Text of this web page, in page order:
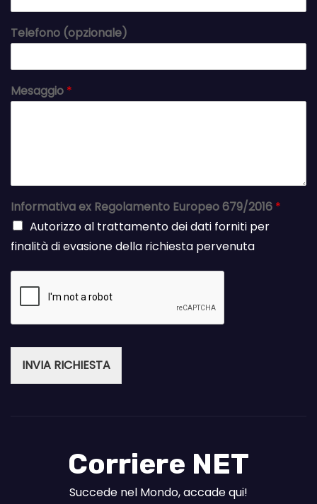
Telefono (opzionale)
Mesaggio *
Informativa ex Regolamento Europeo 679/2016 *
Autorizzo al trattamento dei dati forniti per
finalità di evasione della richiesta pervenuta
INVIA RICHIESTA
Corriere NET
Succede nel Mondo, accade qui!